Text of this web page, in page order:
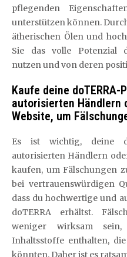
pflegenden
unterstützen können.
ätherischen Ölen und
Sie das volle Potenzial
nutzen und von deren
Kaufe deine doTERRA-
autorisierten Händlern
Website, um
Es ist wichtig, deine
autorisierten Händlern
kaufen, um Fälschungen
bei vertrauenswürdigen
dass du hochwertige und
doTERRA erhältst.
weniger wirksam
Inhaltsstoffe enthalten,
könnten. Daher ist es